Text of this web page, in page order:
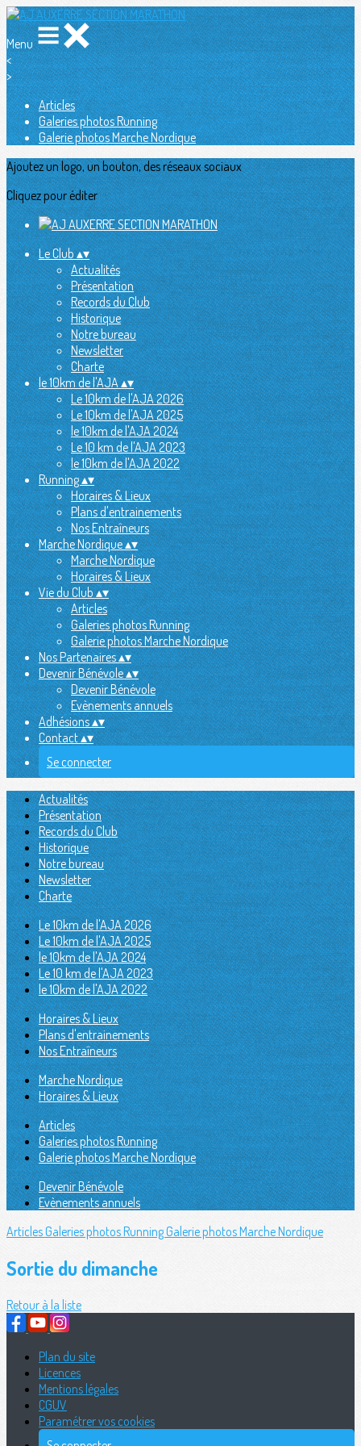
Menu
<
>
Articles
Galeries photos Running
Galerie photos Marche Nordique
Ajoutez un logo, un bouton, des réseaux sociaux
Cliquez pour éditer
Le Club▴▾
Actualités
Présentation
Records du Club
Historique
Notre bureau
Newsletter
Charte
le 10km de l'AJA▴▾
Le 10km de l'AJA 2026
Le 10km de l'AJA 2025
le 10km de l'AJA 2024
Le 10 km de l'AJA 2023
le 10km de l'AJA 2022
Running▴▾
Horaires & Lieux
Plans d'entrainements
Nos Entraîneurs
Marche Nordique▴▾
Marche Nordique
Horaires & Lieux
Vie du Club▴▾
Articles
Galeries photos Running
Galerie photos Marche Nordique
Nos Partenaires▴▾
Devenir Bénévole▴▾
Devenir Bénévole
Evènements annuels
Adhésions▴▾
Contact▴▾
Se connecter
Actualités
Présentation
Records du Club
Historique
Notre bureau
Newsletter
Charte
Le 10km de l'AJA 2026
Le 10km de l'AJA 2025
le 10km de l'AJA 2024
Le 10 km de l'AJA 2023
le 10km de l'AJA 2022
Horaires & Lieux
Plans d'entrainements
Nos Entraîneurs
Marche Nordique
Horaires & Lieux
Articles
Galeries photos Running
Galerie photos Marche Nordique
Devenir Bénévole
Evènements annuels
ArticlesGaleries photos RunningGalerie photos Marche Nordique
Sortie du dimanche
Retour à la liste
Plan du site
Licences
Mentions légales
CGUV
Paramétrer vos cookies